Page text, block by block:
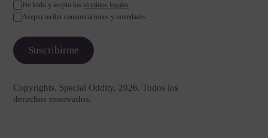
He leído y acepto los términos legales
Acepto recibir comunicaciones y novedades
Copyrights. Special Oddity, 2026. Todos los
derechos reservados.